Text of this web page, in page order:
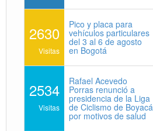
2630
Visitas
Pico y placa para
vehículos particulares
del 3 al 6 de agosto
en Bogotá
2534
Visitas
Rafael Acevedo
Porras renunció a
presidencia de la Liga
de Ciclismo de Boyacá
por motivos de salud